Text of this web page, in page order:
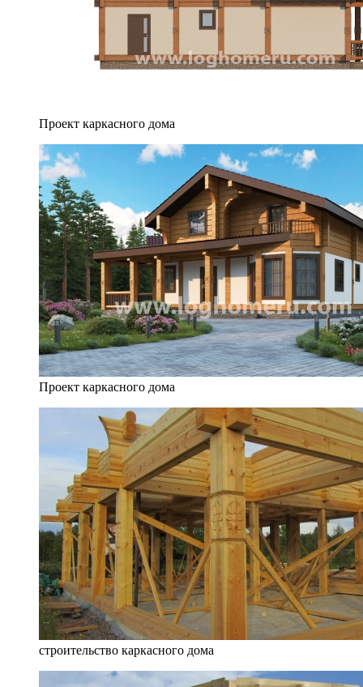
Проект каркасного дома
Проект каркасного дома
строительство каркасного дома